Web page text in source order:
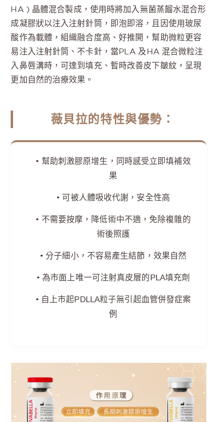
HA ) 晶體混合製成，使用時將加入無菌蒸餾水混合形
成凝膠狀以注入注射針筒，即泡即溶，且因使用玻尿
酸作為載體，組織融合度高、好推開，幫助微粒更容
易注入注射針筒、不卡針，當PLA 及HA 混合微粒注
入鼻唇溝時，可達到填充、暫時改善皮下皺紋，呈現
更加自然的治療效果。
薇貝拉的特性與優勢：
• 幫助刺激膠原增生，同時感受立即填補效
果
• 可被人體吸收代謝，安全性高
• 不需要按摩，降低術中不適，免除複雜的
術後照護
• 分子細小，不容易產生結節，效果自然
• 為市面上唯一可注射真皮層的PLA填充劑
• 自上市起PDLLA粒子無引起血管併發症案
例